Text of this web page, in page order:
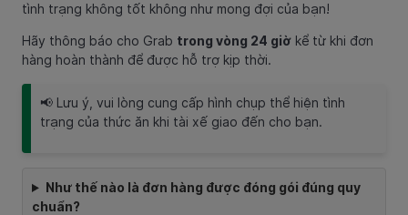
tình trạng không tốt không như mong đợi của bạn!
Hãy thông báo cho Grab trong vòng 24 giờ kể từ khi đơn
hàng hoàn thành để được hỗ trợ kịp thời.
📢 Lưu ý, vui lòng cung cấp hình chụp thể hiện tình
trạng của thức ăn khi tài xế giao đến cho bạn.
Như thế nào là đơn hàng được đóng gói đúng quy
chuẩn?